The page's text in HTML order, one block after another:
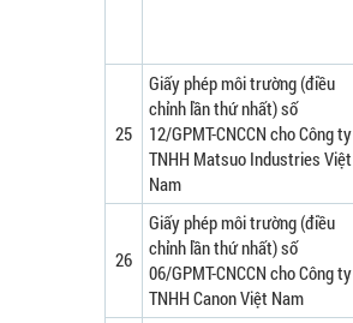
25
Giấy phép môi trường (điều
chỉnh lần thứ nhất) số
12/GPMT-CNCCN cho Công ty
TNHH Matsuo Industries Việt
Nam
26
Giấy phép môi trường (điều
chỉnh lần thứ nhất) số
06/GPMT-CNCCN cho Công ty
TNHH Canon Việt Nam